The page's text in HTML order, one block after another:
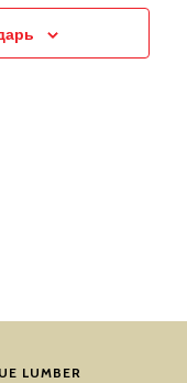
LUMBER